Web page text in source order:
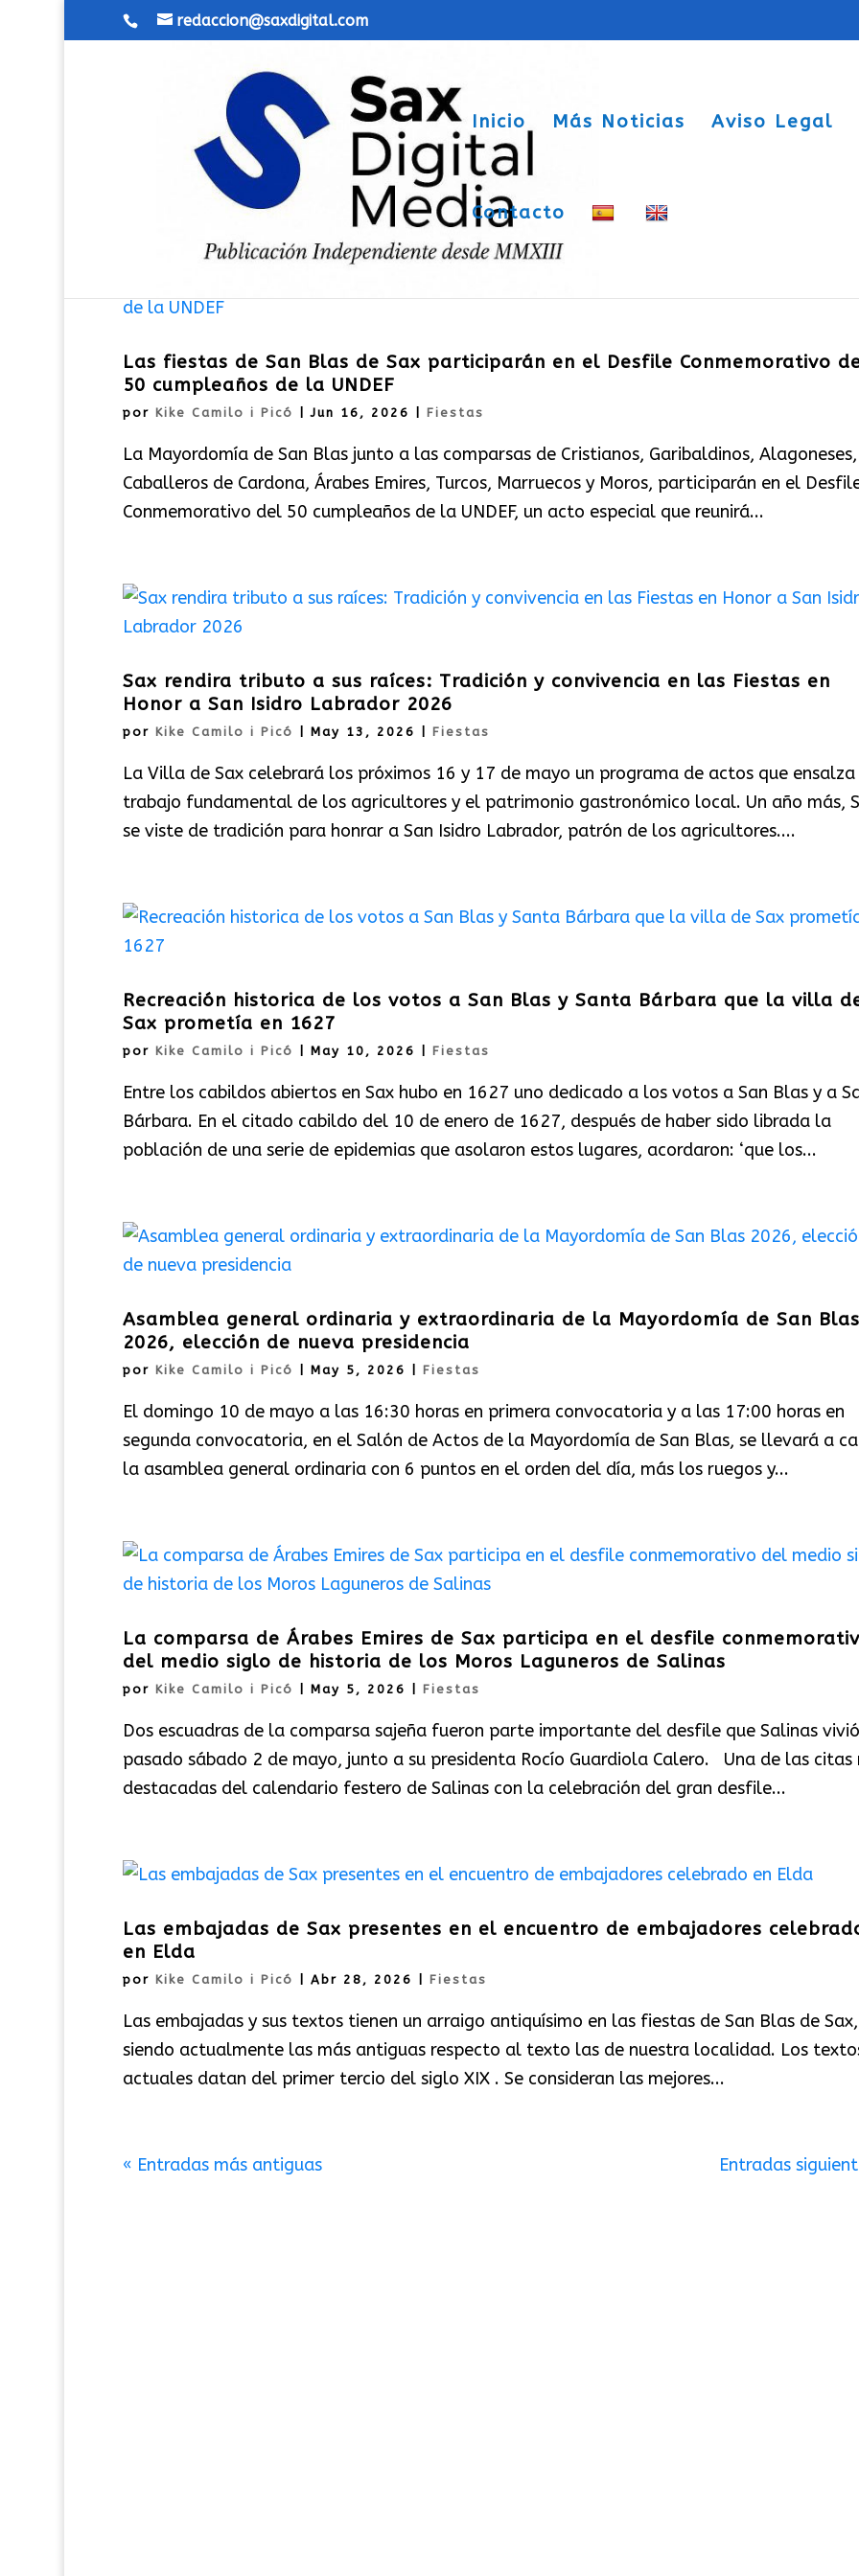
redaccion@saxdigital.com
Inicio Más Noticias Aviso Legal
Contacto
Las fiestas de San Blas de Sax participarán en el Desfile Conmemorativo
50 cumpleaños de la UNDEF
por Kike Camilo i Picó |Jun 16, 2026 Fiestas
La Mayordomía de San Blas junto a las comparsas de Cristianos, Garibaldinos, Alagoneses,
Caballeros de Cardona, Árabes Emires, Turcos, Marruecos y Moros, participarán en el
Conmemorativo del 50 cumpleaños de la UNDEF, un acto especial que reunirá...
Sax rendira tributo a sus raíces: Tradición y convivencia en las Fiestas en
Honor a San Isidro Labrador 2026
por Kike Camilo i Picó May 13, 2026 Fiestas
La Villa de Sax celebrará los próximos 16 y 17 de mayo un programa de actos que
trabajo fundamental de los agricultores y el patrimonio gastronómico local. Un año más,
se viste de tradición para honrar a San Isidro Labrador, patrón de los agricultores....
Recreación historica de los votos a San Blas y Santa Bárbara que la villa
Sax prometía en 1627
por Kike Camilo i Picó May 10, 2026 Fiestas
Entre los cabildos abiertos en Sax hubo en 1627 uno dedicado a los votos a San Blas y a
Bárbara. En el citado cabildo del 10 de enero de 1627, después de haber sido librada la
población de una serie de epidemias que asolaron estos lugares, acordaron: ‘que los...
Asamblea general ordinaria y extraordinaria de la Mayordomía de San Blas
2026, elección de nueva presidencia
por Kike Camilo i Picó May 5, 2026 Fiestas
El domingo 10 de mayo a las 16:30 horas en primera convocatoria y a las 17:00 horas en
segunda convocatoria, en el Salón de Actos de la Mayordomía de San Blas, se llevará a
la asamblea general ordinaria con 6 puntos en el orden del día, más los ruegos y...
La comparsa de Árabes Emires de Sax participa en el desfile
del medio siglo de historia de los Moros Laguneros de Salinas
por Kike Camilo i Picó May 5, 2026 Fiestas
Dos escuadras de la comparsa sajeña fueron parte importante del desfile que Salinas
pasado sábado 2 de mayo, junto a su presidenta Rocío Guardiola Calero. Una de las citas
destacadas del calendario festero de Salinas con la celebración del gran desfile...
Las embajadas de Sax presentes en el encuentro de embajadores
en Elda
por Kike Camilo i Picó Abr 28, 2026 Fiestas
Las embajadas y sus textos tienen un arraigo antiquísimo en las fiestas de San Blas de Sax,
siendo actualmente las más antiguas respecto al texto las de nuestra localidad. Los
actuales datan del primer tercio del siglo XIX . Se consideran las mejores...
« Entradas más antiguas Entradas